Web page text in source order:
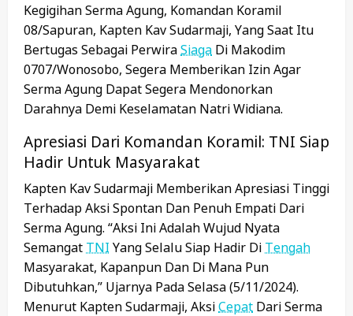
Kegigihan Serma Agung, Komandan Koramil
08/Sapuran, Kapten Kav Sudarmaji, Yang Saat Itu
Bertugas Sebagai PerwiraSiaga Di Makodim
0707/Wonosobo, Segera Memberikan Izin Agar
Serma Agung Dapat Segera Mendonorkan
Darahnya Demi Keselamatan Natri Widiana.
Apresiasi Dari Komandan Koramil: TNI Siap
Hadir Untuk Masyarakat
Kapten Kav Sudarmaji Memberikan Apresiasi Tinggi
Terhadap Aksi Spontan Dan Penuh Empati Dari
Serma Agung. “Aksi Ini Adalah Wujud Nyata
Semangat TNI Yang Selalu Siap Hadir Di Tengah
Masyarakat, Kapanpun Dan Di Mana Pun
Dibutuhkan,” Ujarnya Pada Selasa (5/11/2024).
Menurut Kapten Sudarmaji, AksiCepat Dari Serma